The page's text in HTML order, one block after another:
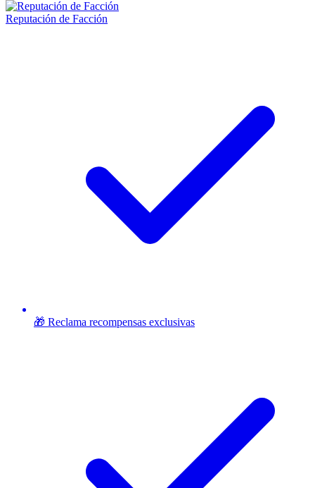
Reputación de Facción
🎁 Reclama recompensas exclusivas